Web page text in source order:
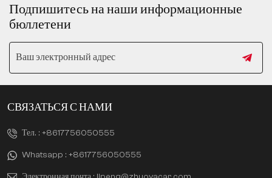
Подпишитесь на наши информационные
бюллетени
СВЯЗАТЬСЯ С НАМИ
Тел. : +8617756050555
Whatsapp : +8617756050555